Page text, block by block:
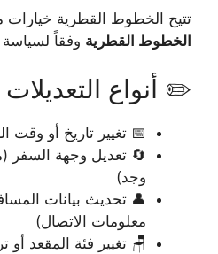
تتيح الخطوط القطرية خيارات
الخطوط القطرية وفقاً لسياسة
✏️ أنواع التعديلات
📅 تغيير تاريخ أو وقت
🔄 تعديل وجهة السفر
وجد)
👤 تحديث بيانات
معلومات الاتصال)
🪑 تغيير فئة المقعد أو